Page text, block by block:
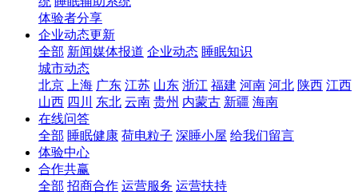
体验者分享
企业动态更新
全部 新闻媒体报道 企业动态 睡眠知识
城市动态
北京
上海 广东 江苏 山东 浙江 福建 河南 河北 陕西 江西
山西 四川 东北 云南 贵州 内蒙古 新疆 海南
在线问答
全部 睡眠健康 荷电粒子 深睡小屋 给我们留言
体验中心
合作共赢
全部 招商合作 运营服务 运营扶持